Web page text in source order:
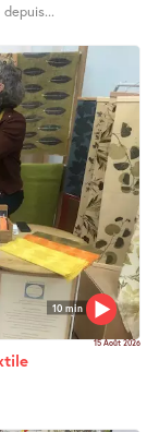
10 min
15 Août 2026